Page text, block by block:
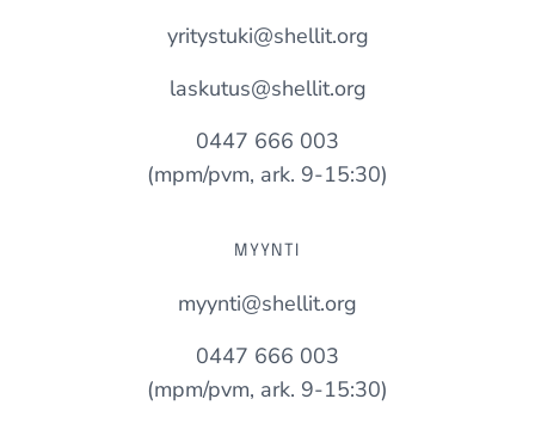
yritystuki@shellit.org
laskutus@shellit.org
0447 666 003
(mpm/pvm, ark. 9-15:30)
MYYNTI
myynti@shellit.org
0447 666 003
(mpm/pvm, ark. 9-15:30)